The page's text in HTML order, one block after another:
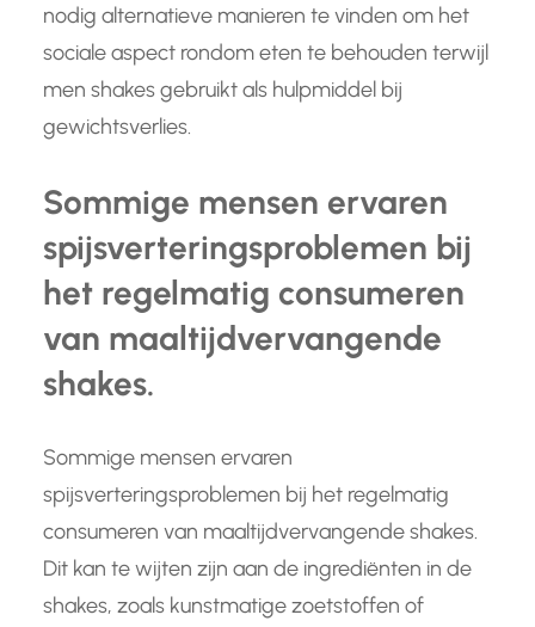
nodig alternatieve manieren te vinden om het
sociale aspect rondom eten te behouden terwijl
men shakes gebruikt als hulpmiddel bij
gewichtsverlies.
Sommige mensen ervaren
spijsverteringsproblemen bij
het regelmatig consumeren
van maaltijdvervangende
shakes.
Sommige mensen ervaren
spijsverteringsproblemen bij het regelmatig
consumeren van maaltijdvervangende shakes.
Dit kan te wijten zijn aan de ingrediënten in de
shakes, zoals kunstmatige zoetstoffen of